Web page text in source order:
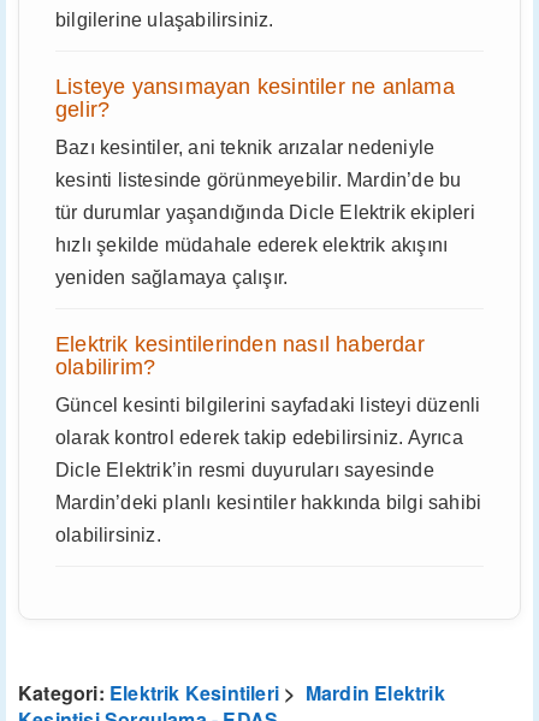
bilgilerine ulaşabilirsiniz.
Listeye yansımayan kesintiler ne anlama
gelir?
Bazı kesintiler, ani teknik arızalar nedeniyle
kesinti listesinde görünmeyebilir. Mardin’de bu
tür durumlar yaşandığında Dicle Elektrik ekipleri
hızlı şekilde müdahale ederek elektrik akışını
yeniden sağlamaya çalışır.
Elektrik kesintilerinden nasıl haberdar
olabilirim?
Güncel kesinti bilgilerini sayfadaki listeyi düzenli
olarak kontrol ederek takip edebilirsiniz. Ayrıca
Dicle Elektrik’in resmi duyuruları sayesinde
Mardin’deki planlı kesintiler hakkında bilgi sahibi
olabilirsiniz.
Kategori: Elektrik Kesintileri > Mardin Elektrik